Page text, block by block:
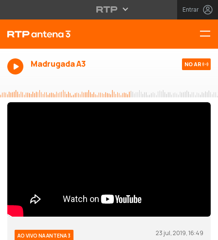
Entrar
Madrugada A3 NO AR
AO VIVO NA ANTENA 3 23 jul, 2019, 16:49